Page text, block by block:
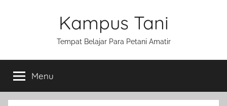
Kampus Tani
Tempat Belajar Para Petani Amatir
Menu